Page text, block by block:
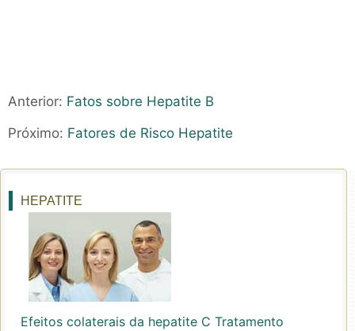
Anterior: Fatos sobre Hepatite B
Próximo: Fatores de Risco Hepatite
HEPATITE
Efeitos colaterais da hepatite C Tratamento